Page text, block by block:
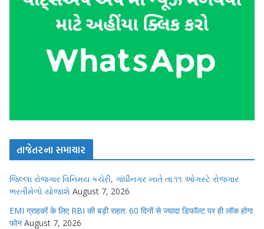
તાજેતરના સમાચાર
જિલ્લા રોજગાર વિનિમય કચેરી, ગાંધીનગર ખાતે તા.૧૧ ઓગસ્ટે રોજગાર
ભરતીમેળો યોજાશે August 7, 2026
EMI ग्राहकों के लिए RBI की बड़ी राहत: 60 दिनों से ज्यादा डिफॉल्ट पर ही लॉक होगा
फोन August 7, 2026